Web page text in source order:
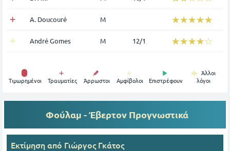
A. Doucouré Μ ☆☆☆☆☆
★★★★★
André Gomes Μ 12/1 ☆☆☆☆☆
★★★★★
Tιμωρημένοι Τραυματίες Άρρωστοι Αμφίβολοι Επιστρέφουν
Άλλοι
λόγοι
Φούλαμ - Έβερτον Προγνωστικά
Εκτίμηση από Γιώργος Γκάτος